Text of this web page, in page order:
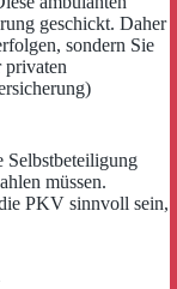
geschickt. Daher
sondern Sie
privaten
Selbstbeteiligung
müssen.
PKV sinnvoll sein,